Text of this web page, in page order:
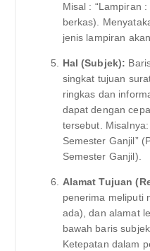
Misal : “Lampiran
berkas).
jenis lampiran
Hal (Subjek):
singkat tujuan
ringkas dan
dapat dengan
tersebut.
Semester Ganjil”
Semester Ganjil).
Alamat Tujuan
penerima meliputi
ada), dan alamat
bawah baris
Ketepatan dalam